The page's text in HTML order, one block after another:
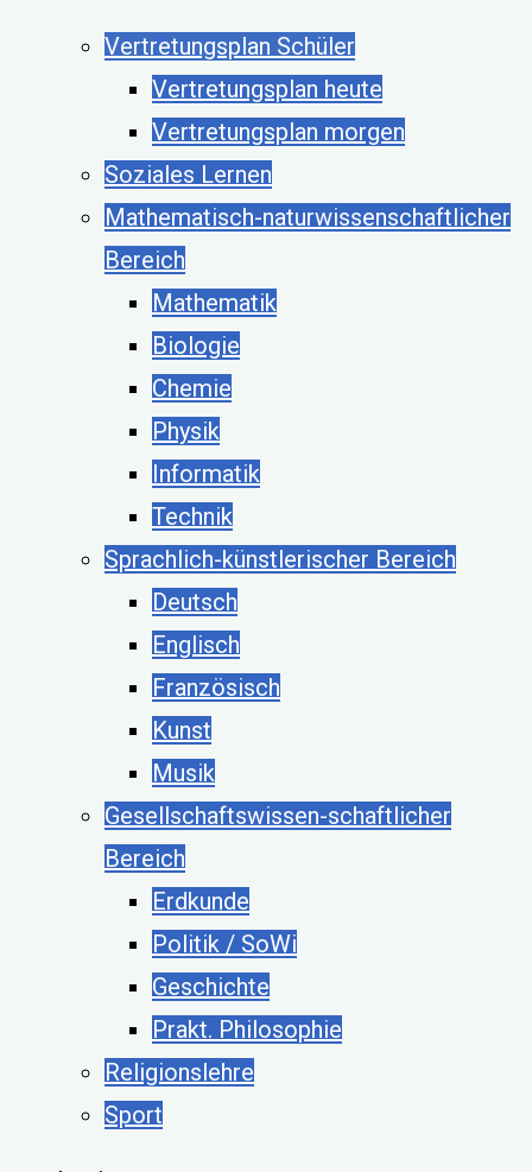
Vertretungsplan Schüler
Vertretungsplan heute
Vertretungsplan morgen
Soziales Lernen
Mathematisch-naturwissenschaftlicher
Bereich
Mathematik
Biologie
Chemie
Physik
Informatik
Technik
Sprachlich-künstlerischer Bereich
Deutsch
Englisch
Französisch
Kunst
Musik
Gesellschaftswissen-schaftlicher
Bereich
Erdkunde
Politik / SoWi
Geschichte
Prakt. Philosophie
Religionslehre
Sport